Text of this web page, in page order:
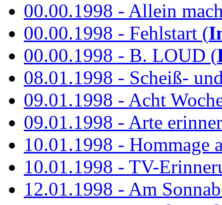
00.00.1998 - Allein
00.00.1998 - Fehlstart (
00.00.1998 - B. LOUD (
08.01.1998 - Scheiß-
09.01.1998 - Acht
09.01.1998 - Arte
10.01.1998 - Hommage
10.01.1998 - TV-
12.01.1998 - Am